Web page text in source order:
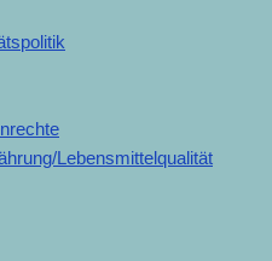
Lebensmittelqualität